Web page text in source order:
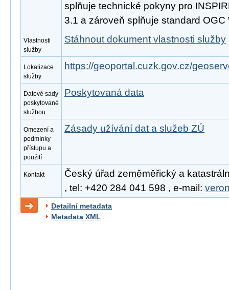
splňuje technické pokyny pro
3.1 a zároveň splňuje standard OGC
Vlastnosti
služby
Stáhnout dokument vlastnosti služby
Lokalizace
služby
https://geoportal.cuzk.gov.cz/
Datové sady
poskytované
službou
Poskytovaná data
Omezení a
podmínky
přístupu a
použití
Zásady užívání dat a služeb ZÚ
Kontakt
Český úřad zeměměřický a
, tel: +420 284 041 598 , e-mail:
Detailní metadata
Metadata XML